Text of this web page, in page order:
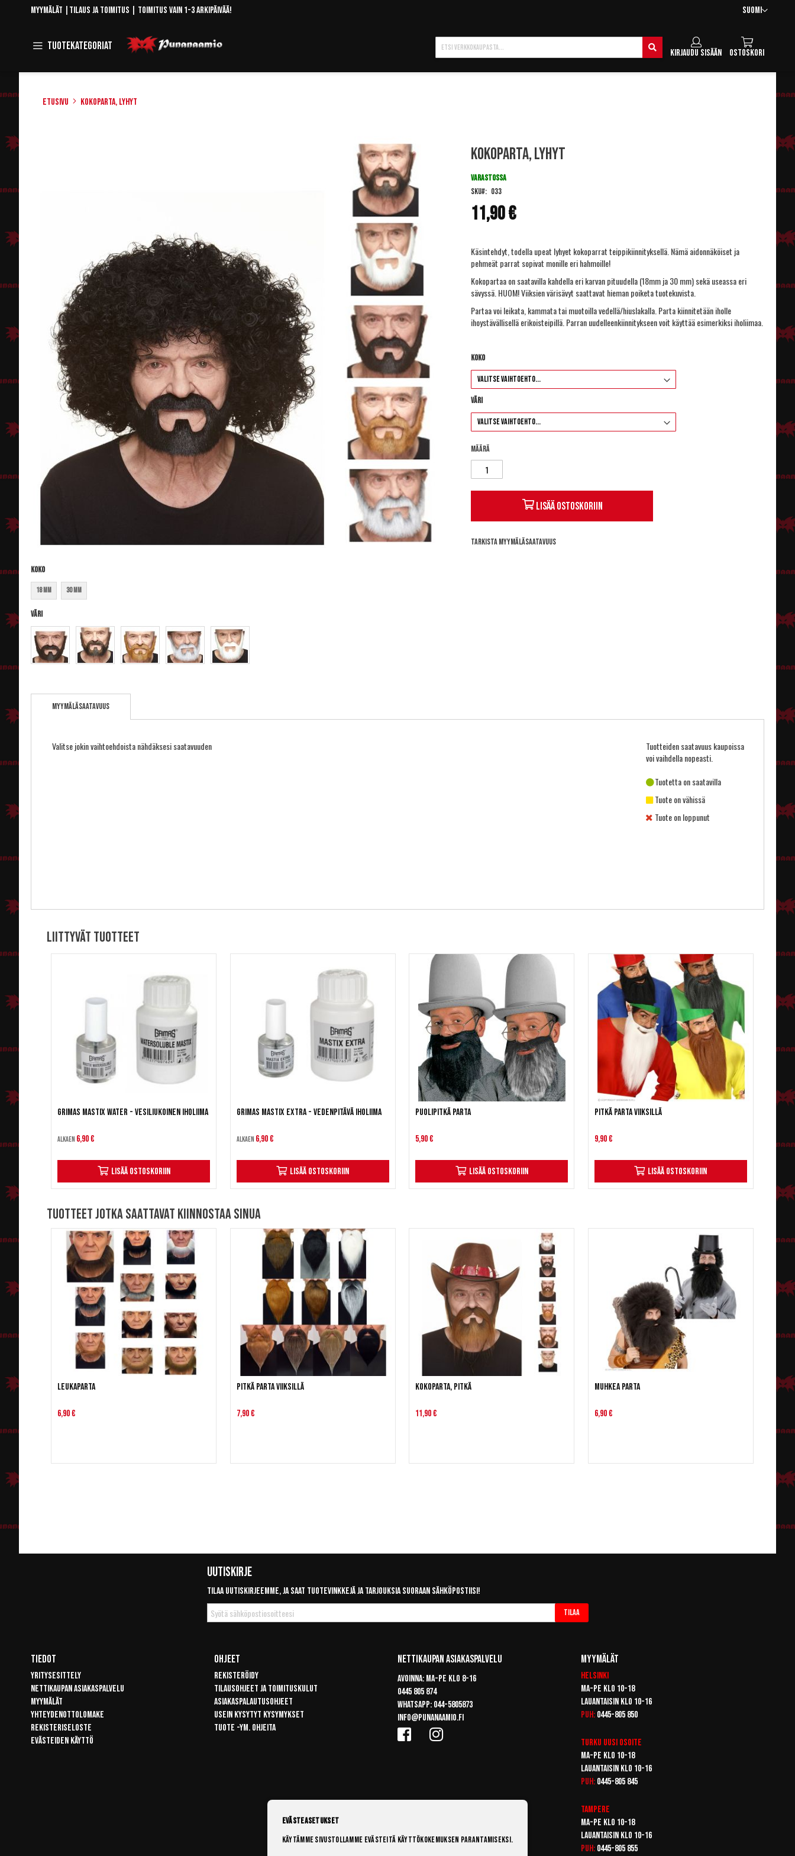
Skip
Kieli
Suomi
Myymälät Tilaus ja toimitus | Toimitus vain 1-3 arkipäivää!
Tuotekategoriat Toggle
Navigation
Ostoskori
Kirjaudu sisään
Hae
Etusivu Kokoparta, lyhyt
Koko
18 mm 30 mm
Väri
to
Kokoparta, lyhyt
11,90 €
VARASTOSSA
SKU
033
Käsintehdyt, todella upeat lyhyet kokoparrat teippikiinnityksellä. Nämä aidonnäköiset ja
pehmeät parrat sopivat monille eri hahmoille!
Kokopartaa on saatavilla kahdella eri karvan pituudella (18mm ja 30 mm) sekäuseassa eri
sävyssä. HUOM! Viiksien värisävyt saattavat hieman poiketa tuotekuvista.
Partaa voi leikata, kammata tai muotoilla vedellä/hiuslakalla. Parta kiinnitetään iholle
ihoystävällisellä erikoisteipillä. Parran uudelleenkiinnitykseen voit käyttää esimerkiksiiholiimaa
Koko
Väri
Määrä
Lisää ostoskoriin
Tarkista myymäläsaatavuus
Myymäläsaatavuus
Tuotteiden saatavuus kaupoissa
voi vaihdella nopeasti.
Tuotetta on saatavilla
Tuote on vähissä
Tuote on loppunut
Valitse jokin vaihtoehdoista nähdäksesi saatavuuden
Liittyvät tuotteet
Grimas Mastix Water - Vesiliukoinen iholiima
Alkaen 6,90 €
Lisää ostoskoriin
Grimas Mastix Extra - Vedenpitävä iholiima
Alkaen 6,90 €
Lisää ostoskoriin
Puolipitkä parta
5,90 €
Lisää ostoskoriin
Pitkä parta viiksillä
9,90 €
Lisää ostoskoriin
Tuotteet jotka saattavat kiinnostaa sinua
Leukaparta
6,90 €
Pitkä parta viiksillä
7,90 €
Kokoparta, pitkä
11,90 €
Muhkea parta
6,90 €
Uutiskirje
Tilaa uutiskirjeemme, ja saat tuotevinkkejä ja tarjouksia suoraan sähköpostiisi!
Tilaa
uutiskirje
Tilaa
Tiedot
Yritysesittely
Nettikaupan asiakaspalvelu
Myymälät
Yhteydenottolomake
Rekisteriseloste
Evästeiden käyttö
Ohjeet
Rekisteröidy
Tilausohjeet ja toimituskulut
Asiakaspalautusohjeet
Usein kysytyt kysymykset
Tuote -ym. ohjeita
Nettikaupan Asiakaspalvelu
Avoinna: Ma-pe klo 8-16
0445 805 874
Whatsapp: 044-5805873
info@punanaamio.fi
Myymälät
Helsinki
Ma-pe klo 10-18
Lauantaisin klo 10-16
Puh: 0445-805 850
Turku Uusi osoite
Ma-pe klo 10-18
Lauantaisin klo 10-16
Puh: 0445-805 845
Tampere
Ma-pe klo 10-18
Lauantaisin klo 10-16
Puh: 0445-805 855
Evästeasetukset
Käytämme sivustollamme evästeitä käyttökokemuksen parantamiseksi.